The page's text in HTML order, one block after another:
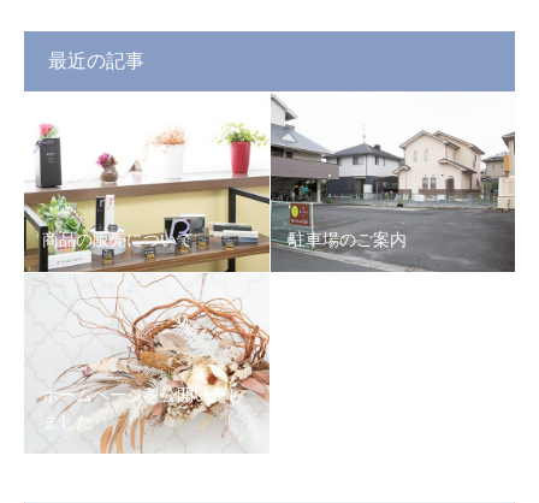
最近の記事
商品の販売について 駐車場のご案内
ホームページを公開いたし
ました